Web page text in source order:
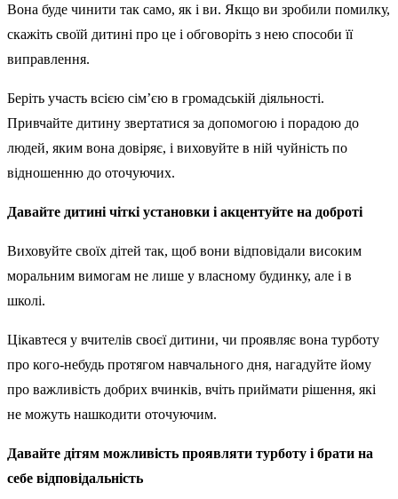
Вона буде чинити так само, як і ви. Якщо ви зробили помилку,
скажіть своїй дитині про це і обговоріть з нею способи її
виправлення.
Беріть участь всією сім’єю в громадській діяльності.
Привчайте дитину звертатися за допомогою і порадою до
людей, яким вона довіряє, і виховуйте в ній чуйність по
відношенню до оточуючих.
Давайте дитині чіткі установки і акцентуйте на доброті
Виховуйте своїх дітей так, щоб вони відповідали високим
моральним вимогам не лише у власному будинку, але і в
школі.
Цікавтеся у вчителів своєї дитини, чи проявляє вона турботу
про кого-небудь протягом навчального дня, нагадуйте йому
про важливість добрих вчинків, вчіть приймати рішення, які
не можуть нашкодити оточуючим.
Давайте дітям можливість проявляти турботу і брати на
себе відповідальність